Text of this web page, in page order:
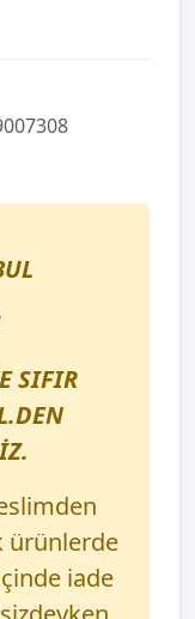
SIFIR
ürünlerde
iade